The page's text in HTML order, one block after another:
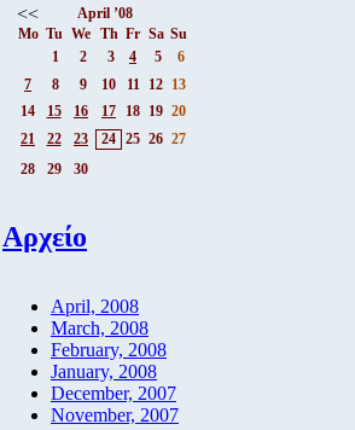
<<
April ’08
Mo Tu We Th Fr Sa Su
1
2 3 4 5
6
7
8 9 10 11 12 13
14
15 16 17 18 19 20
21
22 23 24 25 26 27
28
29 30
Αρχείο
April, 2008
March, 2008
February, 2008
January, 2008
December, 2007
November, 2007